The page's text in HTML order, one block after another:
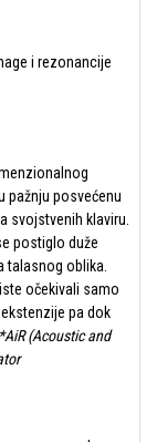
i rezonancije
pažnju posvećenu
svojstvenih klaviru.
postiglo duže
talasnog oblika.
očekivali samo
pa dok
*AiR (Acoustic and